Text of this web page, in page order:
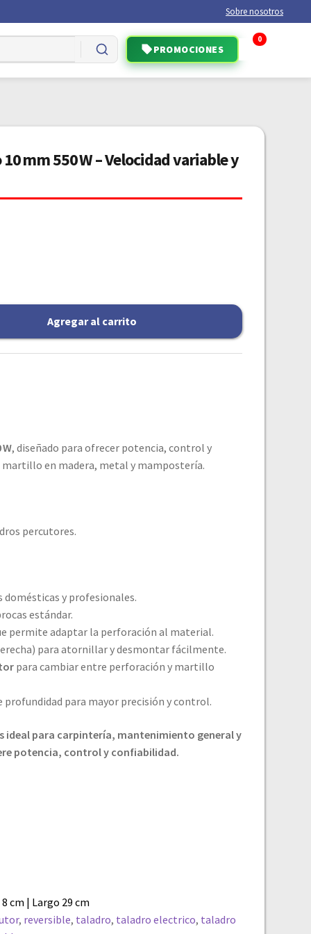
Sobre nosotros
PROMOCIONES
0
mm 550 W – Velocidad variable y
Agregar al carrito
, diseñado para ofrecer potencia, control y
en madera, metal y mampostería.
percutores.
domésticas y profesionales.
estándar.
permite adaptar la perforación al material.
para atornillar y desmontar fácilmente.
para cambiar entre perforación y martillo
para mayor precisión y control.
ideal para carpintería, mantenimiento general y
potencia, control y confiabilidad.
cm | Largo 29 cm
, reversible, taladro, taladro electrico, taladro